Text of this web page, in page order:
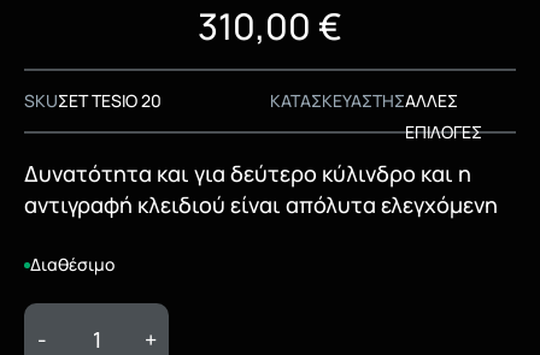
310,00 €
SKUΣΕΤ TESIO 20 ΚΑΤΑΣΚΕΥΑΣΤΗΣΑΛΛΕΣ
ΕΠΙΛΟΓΕΣ
Δυνατότητα και για δεύτερο κύλινδρο και η
αντιγραφή κλειδιού είναι απόλυτα ελεγχόμενη
Διαθέσιμο
- +